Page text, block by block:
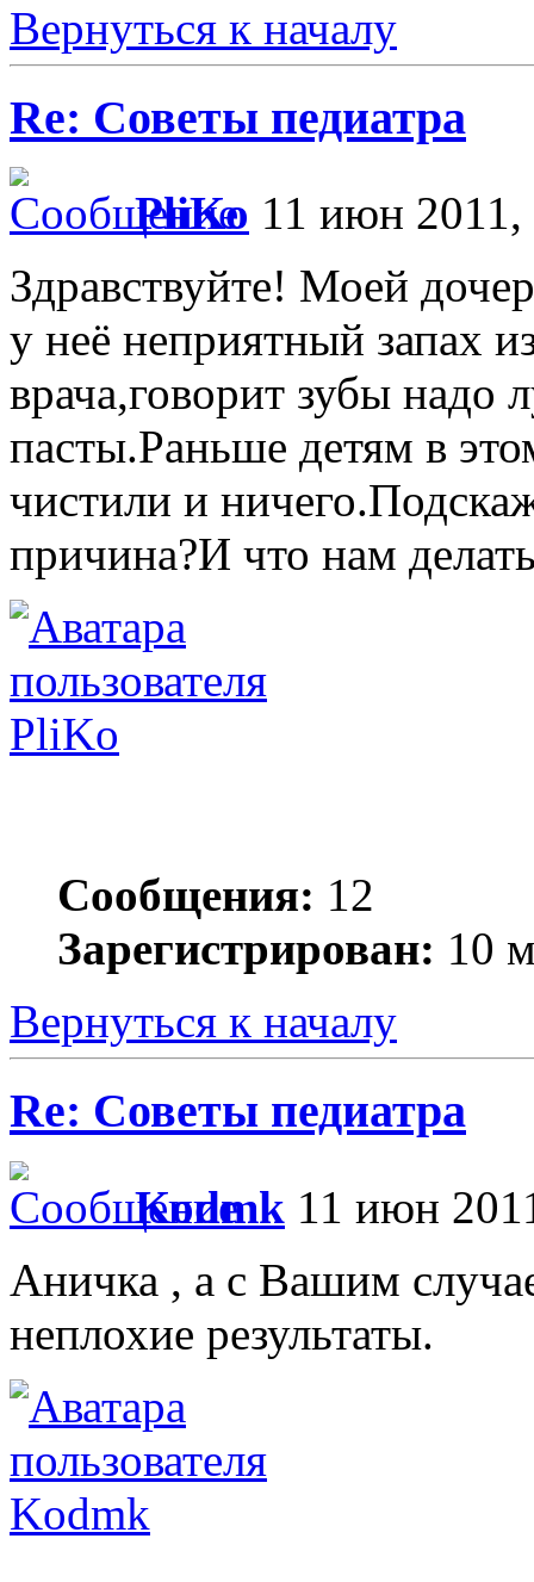
Вернуться к началу
Re: Советы педиатра
PliKo 11 июн 2011,
Здравствуйте! Моей
у неё неприятный запах
врача,говорит зубы
пасты.Раньше детям в
чистили и
причина?И что нам
PliKo
Сообщения: 12
Зарегистрирован: 10
Вернуться к началу
Re: Советы педиатра
Kodmk 11 июн
Аничка , а с Вашим
неплохие результаты.
Kodmk